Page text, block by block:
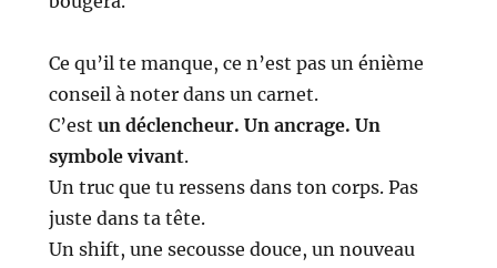
Ce qu’il te manque, ce n’est pas un énième
conseil à noter dans un carnet.
C’estun déclencheur. Un ancrage. Un
symbole vivant.
Un truc que tu ressens dans ton corps. Pas
juste dans ta tête.
Un shift, une secousse douce, un nouveau